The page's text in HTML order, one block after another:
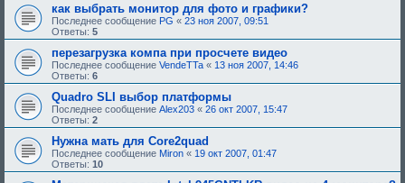
е
е
о
б
н
и
как выбрать монитор для фото и графики?
Последнее сообщение PG « 23 ноя 2007, 09:51
Ответы: 5
перезагрузка компа при просчете видео
Последнее сообщение VendeTTa « 13 ноя 2007, 14:46
Ответы: 6
Quadro SLI выбор платформы
Последнее сообщение Alex203 « 26 окт 2007, 15:47
Ответы: 2
Нужна мать для Core2quad
Последнее сообщение Miron « 19 окт 2007, 01:47
Ответы: 10